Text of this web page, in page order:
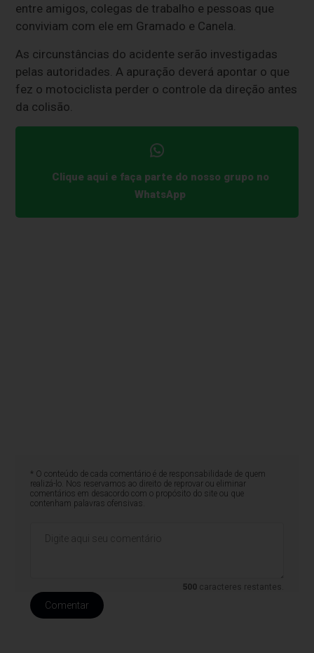
entre amigos, colegas de trabalho e pessoas que
conviviam com ele em Gramado e Canela.
As circunstâncias do acidente serão investigadas
pelas autoridades. A apuração deverá apontar o que
fez o motociclista perder o controle da direção antes
da colisão.
Clique aqui e faça parte do nosso grupo no
WhatsApp
* O conteúdo de cada comentário é de responsabilidade de quem
realizá-lo. Nos reservamos ao direito de reprovar ou eliminar
comentários em desacordo com o propósito do site ou que
contenham palavras ofensivas.
500 caracteres restantes.
Comentar